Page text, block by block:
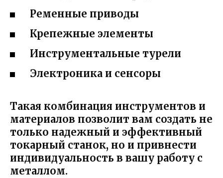
Ременные приводы
Крепежные элементы
Инструментальные турели
Электроника и сенсоры
Такая комбинация инструментов и
материалов позволит вам создать не
только надежный и эффективный
токарный станок, но и привнести
индивидуальность в вашу работу с
металлом.